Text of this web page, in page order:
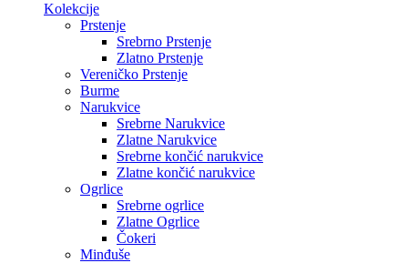
Kolekcije
Prstenje
Srebrno Prstenje
Zlatno Prstenje
Vereničko Prstenje
Burme
Narukvice
Srebrne Narukvice
Zlatne Narukvice
Srebrne končić narukvice
Zlatne končić narukvice
Ogrlice
Srebrne ogrlice
Zlatne Ogrlice
Čokeri
Minđuše